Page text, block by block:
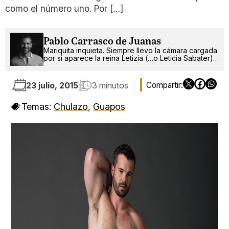
como el número uno. Por […]
Pablo Carrasco de Juanas
Mariquita inquieta. Siempre llevo la cámara cargada
por si aparece la reina Letizia (…o Leticia Sabater).
23 julio, 2015 3 minutos
Temas: Chulazo, Guapos